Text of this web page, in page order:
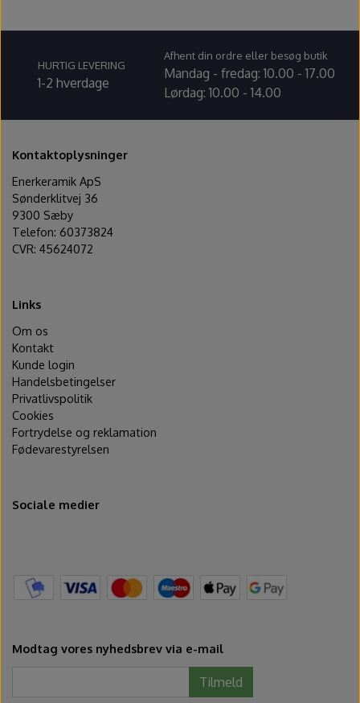
Udstikkere og bogstaver
HURTIG LEVERING
1-2 hverdage
Afhent din ordre eller besøg butik
Mandag - fredag: 10.00 - 17.00
Lørdag: 10.00 - 14.00
Kontaktoplysninger
Enerkeramik ApS
Sønderklitvej 36
9300 Sæby
Telefon: 60373824
CVR: 45624072
Links
Om os
Kontakt
Kunde login
Handelsbetingelser
Privatlivspolitik
Cookies
Fortrydelse og reklamation
Fødevarestyrelsen
Sociale medier
Modtag vores nyhedsbrev via e-mail
Tilmeld